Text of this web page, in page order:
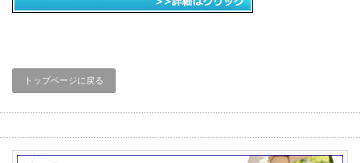
トップページに戻る